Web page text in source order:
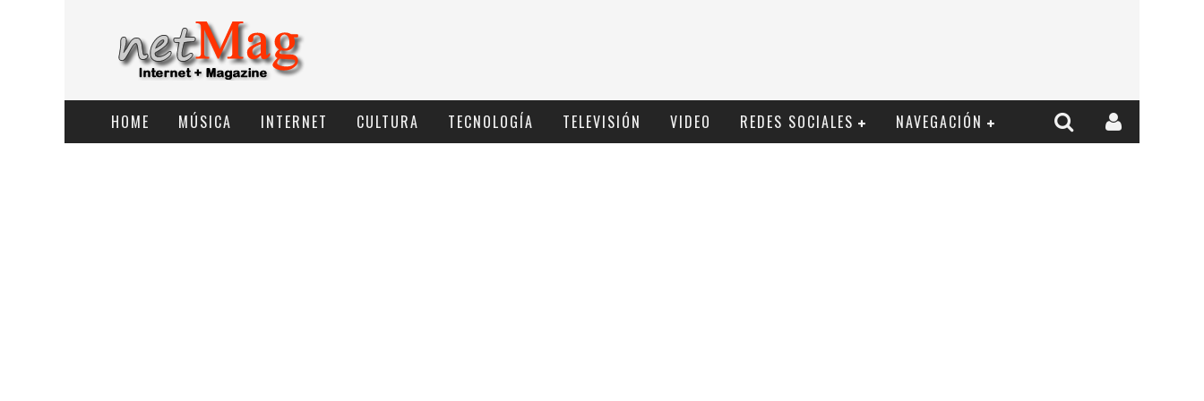
HOME MÚSICA INTERNET CULTURA TECNOLOGÍ­A TELEVISIÓN VIDEO REDES SOCIALES NAVEGACIÓN